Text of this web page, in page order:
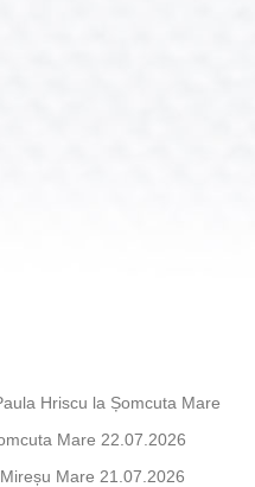
Hriscu la Șomcuta Mare
Mare 22.07.2026
Mare 21.07.2026